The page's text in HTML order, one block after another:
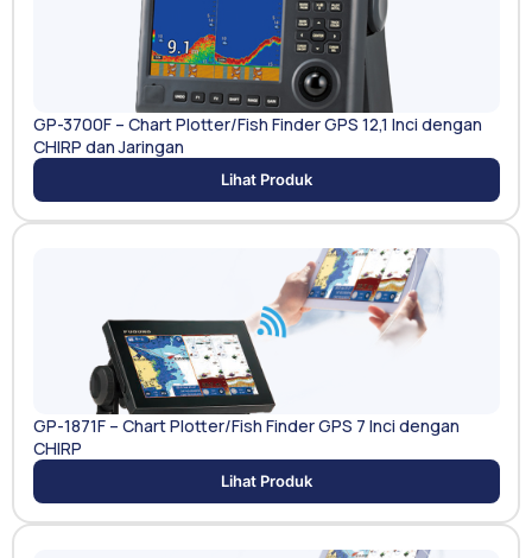
GP-3700F – Chart Plotter/Fish Finder GPS 12,1 Inci dengan
CHIRP dan Jaringan
Lihat Produk
GP-1871F – Chart Plotter/Fish Finder GPS 7 Inci dengan
CHIRP
Lihat Produk